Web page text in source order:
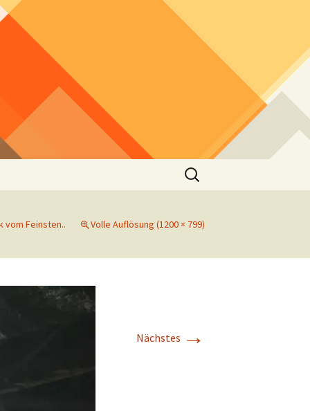
Suchen
nach:
vom Feinsten.. Volle Auflösung (1200 × 799)
Nächstes →